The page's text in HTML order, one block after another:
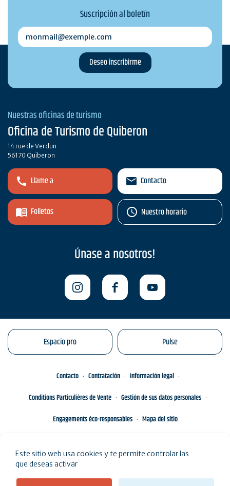
Suscripción al boletín
monmail@exemple.com
Nuestras oficinas de turismo
Oficina de Turismo de Quiberon
14 rue de Verdun
56170 Quiberon
Llame a
Folletos
Contacto
Nuestro horario
Únase a nosotros!
Espacio pro Pulse
Contacto Contratación
Información legal
Conditions Particulières de Vente
Gestión de sus datos personales
Engagements éco-responsables
Mapa del sitio
Este sitio web usa cookies y te permite controlar las
que deseas activar